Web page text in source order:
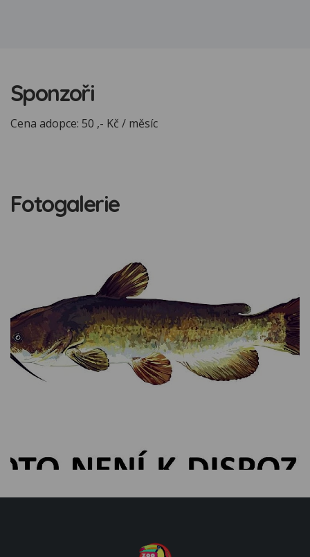
Sponzoři
Cena adopce: 50 ,- Kč / měsíc
Fotogalerie